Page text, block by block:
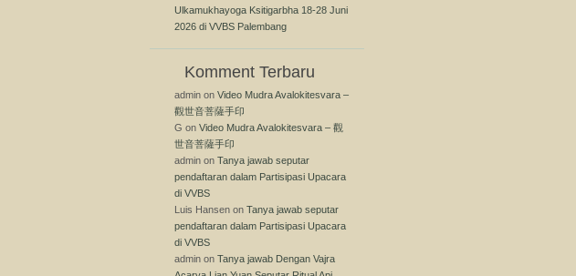
Ulkamukhayoga Ksitigarbha 18-28 Juni
2026 di VVBS Palembang
Komment Terbaru
admin on Video Mudra Avalokitesvara –
觀世音菩薩手印
G on Video Mudra Avalokitesvara – 觀
世音菩薩手印
admin on Tanya jawab seputar
pendaftaran dalam Partisipasi Upacara
di VVBS
Luis Hansen on Tanya jawab seputar
pendaftaran dalam Partisipasi Upacara
di VVBS
admin on Tanya jawab Dengan Vajra